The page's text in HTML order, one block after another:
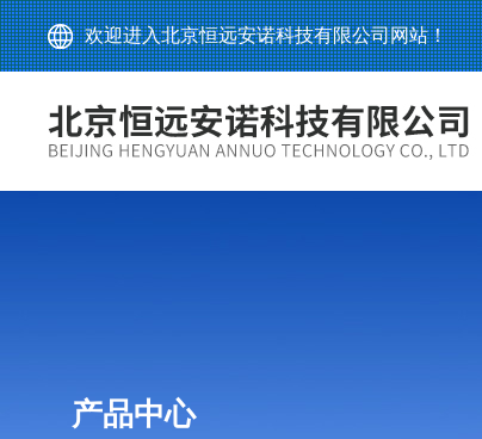
欢迎进入北京恒远安诺科技有限公司网站！
产品中心